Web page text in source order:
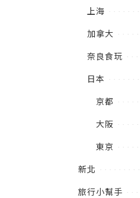
上海
加拿大
奈良食玩
日本
京都
大阪
東京
新北
旅行小幫手